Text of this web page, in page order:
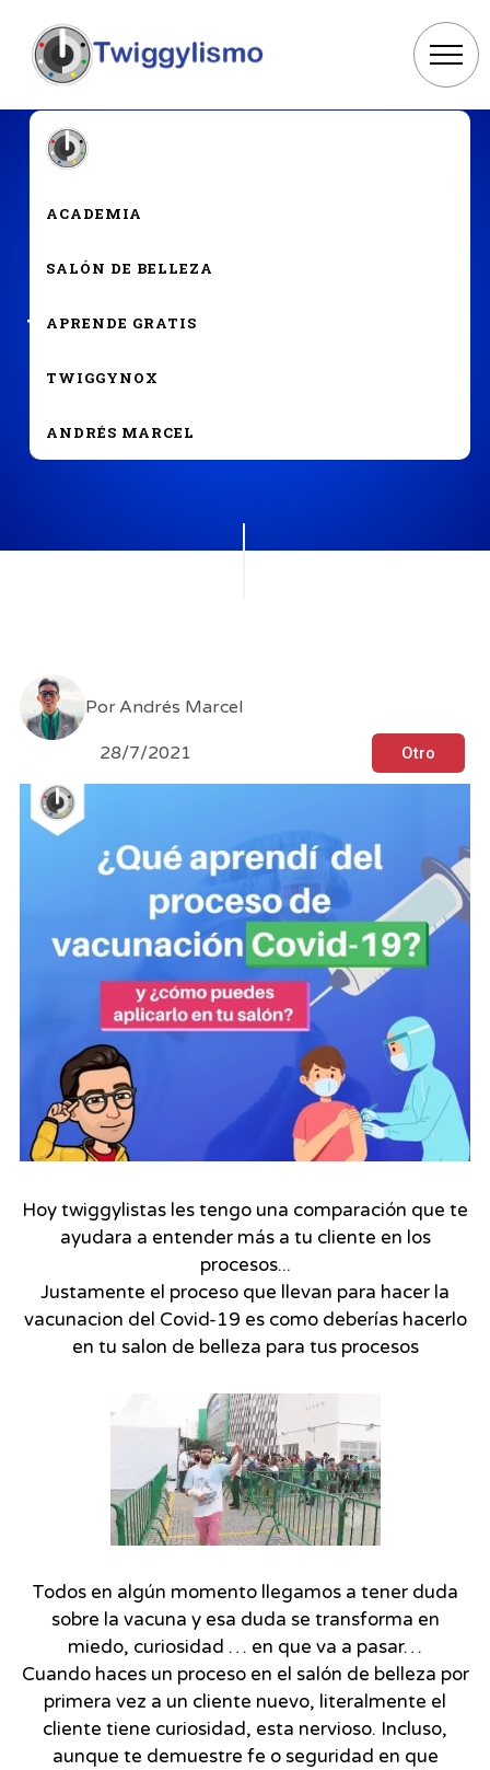
ACADEMIA
SALÓN DE BELLEZA
APRENDE GRATIS
TWIGGYNOX
ANDRÉS MARCEL
¿Qué similitud tiene la
vacunación Covid-19 con tu
salón de belleza?
Por Andrés Marcel
28/7/2021 Otro
Hoy twiggylistas les tengo una comparación que te
ayudara a entender más a tu cliente en los
procesos...
Justamente el proceso que llevan para hacer la
vacunacion del Covid-19 es como deberías hacerlo
en tu salon de belleza para tus procesos
Todos en algún momento llegamos a tener duda
sobre la vacuna y esa duda se transforma en
miedo, curiosidad … en que va a pasar…
Cuando haces un proceso en el salón de belleza por
primera vez a un cliente nuevo, literalmente el
cliente tiene curiosidad, esta nervioso. Incluso,
aunque te demuestre fe o seguridad en que